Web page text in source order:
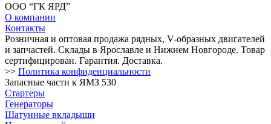
ООО “ГК ЯРД”
О компании
Контакты
Розничная и оптовая продажа рядных, V-образных двигателей
и запчастей. Склады в Ярославле и Нижнем Новгороде. Товар
сертифицирован. Гарантия. Доставка.
>> Политика конфиденциальности
Запасные части к ЯМЗ 530
Стартеры
Генераторы
Шатунные вкладыши